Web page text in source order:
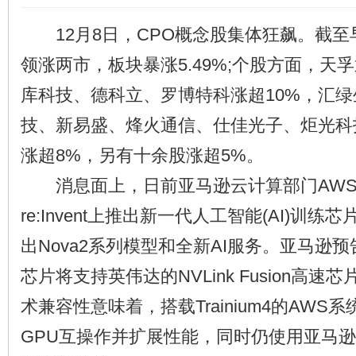
12月8日，CPO概念股集体狂飙。截至
领涨两市，板块暴涨5.49%;个股方面，天
库科技、德科立、罗博特科涨超10%，汇
技、新易盛、烽火通信、仕佳光子、炬光
涨超8%，另有十余股涨超5%。
消息面上，日前亚马逊云计算部门
re:Invent上推出新一代人工智能(AI)训练芯
出Nova2系列模型和全新AI服务。亚马逊预
芯片将支持英伟达的NVLink Fusion高速芯
术兼容性意味着，搭载Trainium4的AWS系
GPU互操作并扩展性能，同时仍使用亚马